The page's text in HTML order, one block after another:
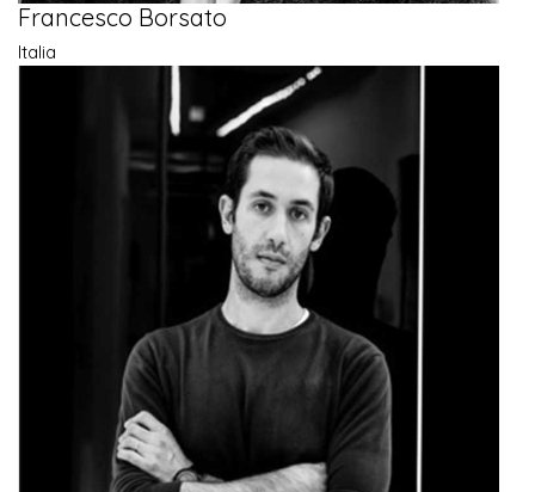
Francesco Borsato
Italia